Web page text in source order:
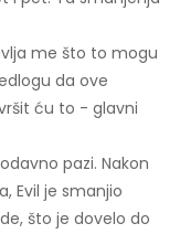
me što to mogu
da ove
ću to - glavni
pazi. Nakon
Evil je smanjio
što je dovelo do